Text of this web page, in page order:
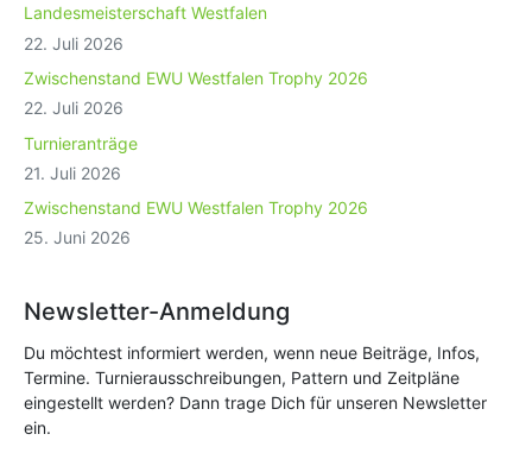
Landesmeisterschaft Westfalen
22. Juli 2026
Zwischenstand EWU Westfalen Trophy 2026
22. Juli 2026
Turnieranträge
21. Juli 2026
Zwischenstand EWU Westfalen Trophy 2026
25. Juni 2026
Newsletter-Anmeldung
Du möchtest informiert werden, wenn neue Beiträge, Infos,
Termine. Turnierausschreibungen, Pattern und Zeitpläne
eingestellt werden? Dann trage Dich für unseren Newsletter
ein.